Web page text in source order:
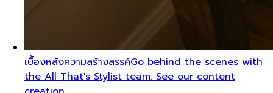
เบื้องหลังความสร้างสรรค์Go behind the scenes with
the All That's Stylist team. See our content